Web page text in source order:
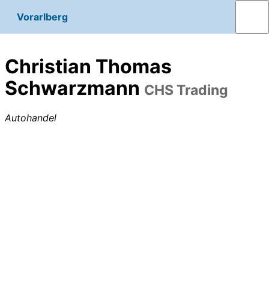
Vorarlberg
Christian Thomas
Schwarzmann CHS Trading
Autohandel